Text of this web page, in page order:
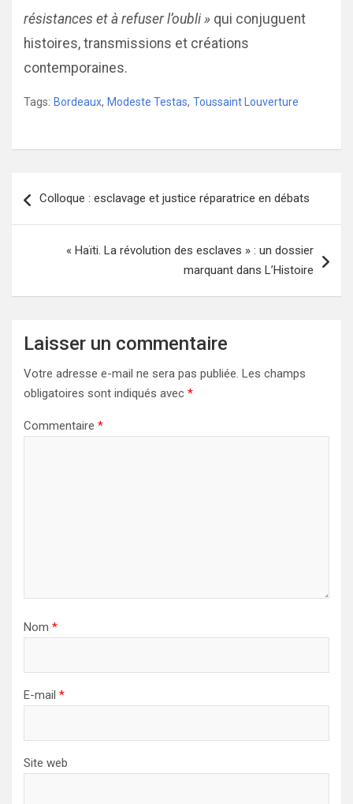
résistances et à refuser l’oubli » qui conjuguent
histoires, transmissions et créations
contemporaines.
Tags: Bordeaux, Modeste Testas, Toussaint Louverture
de
Colloque : esclavage et justice réparatrice en débats
« Haïti. La révolution des esclaves » : un dossier
marquant dans L’Histoire
Laisser un commentaire
Votre adresse e-mail ne sera pas publiée. Les champs
obligatoires sont indiqués avec *
Commentaire *
Nom *
E-mail *
Site web